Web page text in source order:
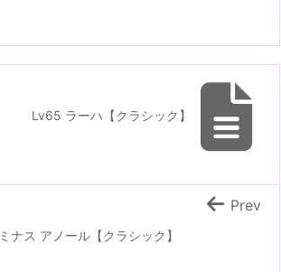
Lv65 ラーハ【クラシック】
ナス アノール【クラシック】
Prev